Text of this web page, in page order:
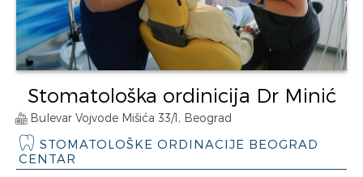
Stomatološka ordinicija Dr Minić
Bulevar Vojvode Mišića 33/1, Beograd
STOMATOLOŠKE ORDINACIJE BEOGRAD
CENTAR